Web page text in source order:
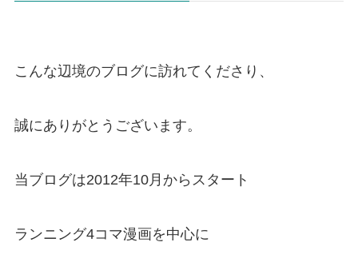
こんな辺境のブログに訪れてくださり、
誠にありがとうございます。
当ブログは2012年10月からスタート
ランニング4コマ漫画を中心に